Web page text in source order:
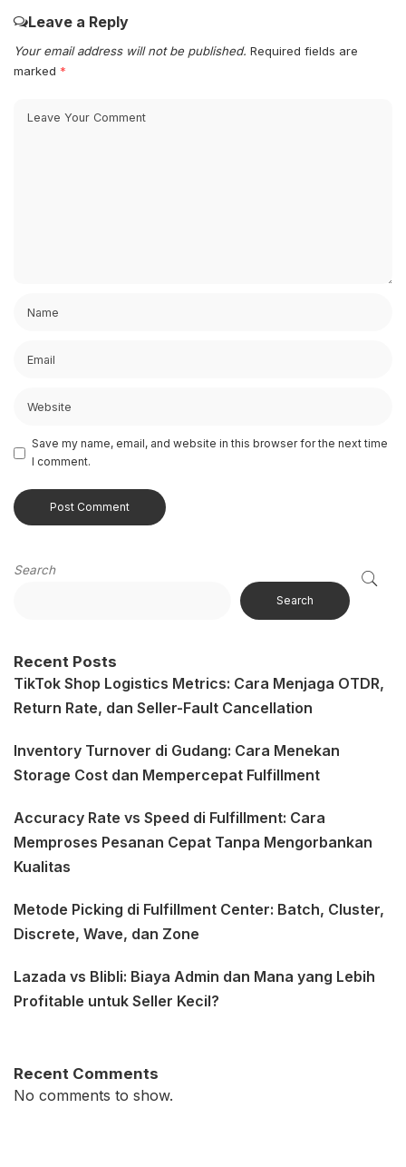
Leave a Reply
Your email address will not be published. Required fields are
marked *
Save my name, email, and website in this browser for the next time
I comment.
Search
Search
Recent Posts
TikTok Shop Logistics Metrics: Cara Menjaga OTDR,
Return Rate, dan Seller-Fault Cancellation
Inventory Turnover di Gudang: Cara Menekan
Storage Cost dan Mempercepat Fulfillment
Accuracy Rate vs Speed di Fulfillment: Cara
Memproses Pesanan Cepat Tanpa Mengorbankan
Kualitas
Metode Picking di Fulfillment Center: Batch, Cluster,
Discrete, Wave, dan Zone
Lazada vs Blibli: Biaya Admin dan Mana yang Lebih
Profitable untuk Seller Kecil?
Recent Comments
No comments to show.